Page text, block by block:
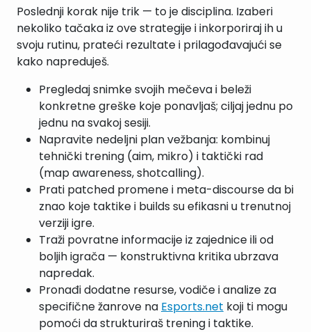
Poslednji korak nije trik — to je disciplina. Izaberi
nekoliko tačaka iz ove strategije i inkorporiraj ih u
svoju rutinu, prateći rezultate i prilagođavajući se
kako napreduješ.
Pregledaj snimke svojih mečeva i beleži
konkretne greške koje ponavljaš; ciljaj jednu po
jednu na svakoj sesiji.
Napravite nedeljni plan vežbanja: kombinuj
tehnički trening (aim, mikro) i taktički rad
(map awareness, shotcalling).
Prati patched promene i meta-discourse da bi
znao koje taktike i builds su efikasni u trenutnoj
verziji igre.
Traži povratne informacije iz zajednice ili od
boljih igrača — konstruktivna kritika ubrzava
napredak.
Pronađi dodatne resurse, vodiče i analize za
specifične žanrove na Esports.net koji ti mogu
pomoći da strukturiraš trening i taktike.